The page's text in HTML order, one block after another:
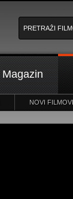
Magazin
NOVI FILMOVI